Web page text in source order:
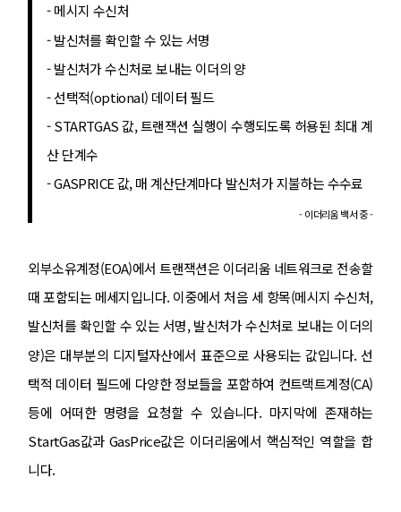
- 메시지 수신처
- 발신처를 확인할 수 있는 서명
- 발신처가 수신처로 보내는 이더의 양
- 선택적(optional) 데이터 필드
- STARTGAS 값, 트랜잭션 실행이 수행되도록 허용된 최대 계
산 단계수
- GASPRICE 값, 매 계산단계마다 발신처가 지불하는 수수료
- 이더리움 백서 중 -
외부소유계정(EOA)에서 트랜잭션은 이더리움 네트워크로 전송할
때 포함되는 메세지입니다. 이중에서 처음 세 항목(메시지 수신처,
발신처를 확인할 수 있는 서명, 발신처가 수신처로 보내는 이더의
양)은 대부분의 디지털자산에서 표준으로 사용되는 값입니다. 선
택적 데이터 필드에 다양한 정보들을 포함하여 컨트랙트계정(CA)
등에 어떠한 명령을 요청할 수 있습니다. 마지막에 존재하는
StartGas값과 GasPrice값은 이더리움에서 핵심적인 역할을 합
니다.